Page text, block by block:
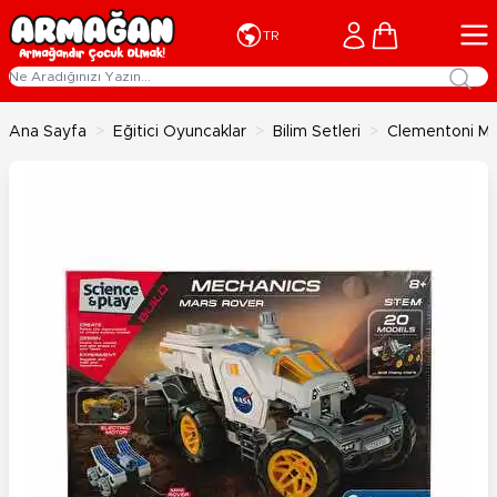
İçeriğe geç
TR Cart
Ana Sayfa > Eğitici Oyuncaklar > Bilim Setleri > Clementoni